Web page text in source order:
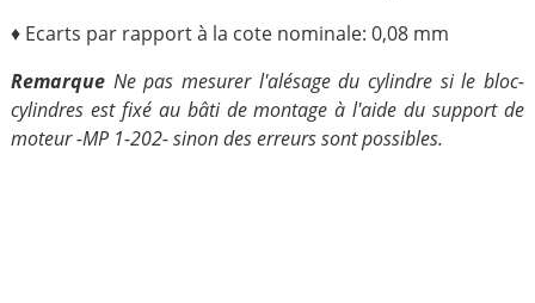
♦ Ecarts par rapport à la cote nominale: 0,08 mm
RemarqueNe pas mesurer l'alésage du cylindre si le bloc-
cylindres est fixé au bâti de montage à l'aide du support de
moteur -MP 1-202- sinon des erreurs sont possibles.